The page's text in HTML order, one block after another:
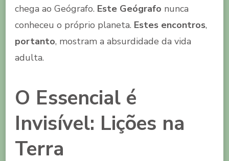
chega ao Geógrafo. Este Geógrafo nunca
conheceu o próprio planeta. Estes encontros,
portanto, mostram a absurdidade da vida
adulta.
O Essencial é
Invisível: Lições na
Terra